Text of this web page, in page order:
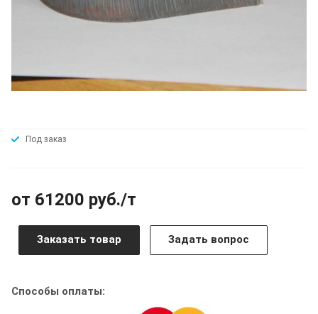
Под заказ
от 61200 руб./т
Заказать товар Задать вопрос
Способы оплаты: